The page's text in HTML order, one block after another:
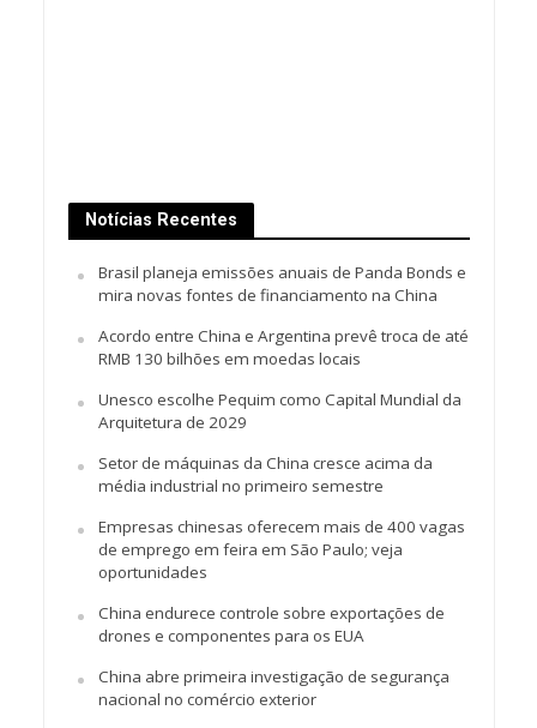
Notícias Recentes
Brasil planeja emissões anuais de Panda Bonds e
mira novas fontes de financiamento na China
Acordo entre China e Argentina prevê troca de até
RMB 130 bilhões em moedas locais
Unesco escolhe Pequim como Capital Mundial da
Arquitetura de 2029
Setor de máquinas da China cresce acima da
média industrial no primeiro semestre
Empresas chinesas oferecem mais de 400 vagas
de emprego em feira em São Paulo; veja
oportunidades
China endurece controle sobre exportações de
drones e componentes para os EUA
China abre primeira investigação de segurança
nacional no comércio exterior